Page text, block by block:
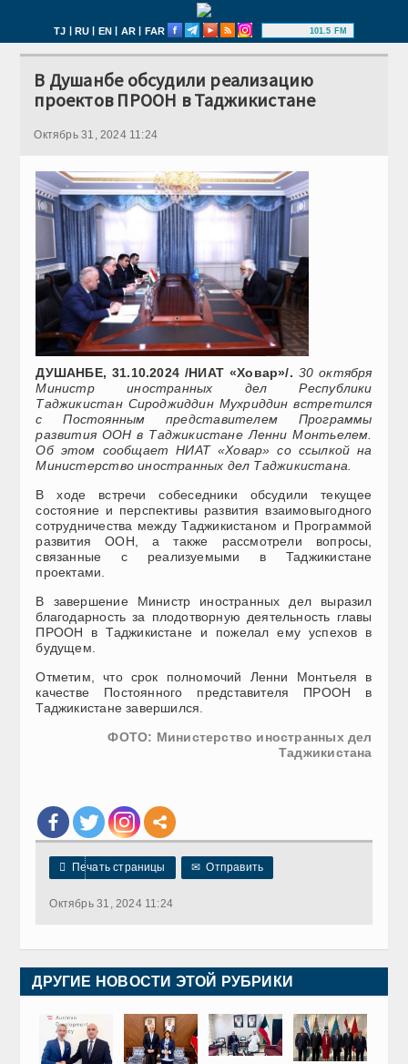
TJ | RU | EN | AR | FAR 101.5 FM
В Душанбе обсудили реализацию
проектов ПРООН в Таджикистане
Октябрь 31, 2024 11:24
ДУШАНБЕ, 31.10.2024 /НИАТ «Ховар»/. 30 октября
Министр иностранных дел Республики
Таджикистан Сироджиддин Мухриддин встретился
с Постоянным представителем Программы
развития ООН в Таджикистане Ленни Монтьелем.
Об этом сообщает НИАТ «Ховар» со ссылкой на
Министерство иностранных дел Таджикистана.
В ходе встречи собеседники обсудили текущее
состояние и перспективы развития взаимовыгодного
сотрудничества между Таджикистаном и Программой
развития ООН, а также рассмотрели вопросы,
связанные с реализуемыми в Таджикистане
проектами.
В завершение Министр иностранных дел выразил
благодарность за плодотворную деятельность главы
ПРООН в Таджикистане и пожелал ему успехов в
будущем.
Отметим, что срок полномочий Ленни Монтьеля в
качестве Постоянного представителя ПРООН в
Таджикистане завершился.
ФОТО: Министерство иностранных дел
Таджикистана
 Печать страницы ✉ Отправить
Октябрь 31, 2024 11:24
ДРУГИЕ НОВОСТИ ЭТОЙ РУБРИКИ